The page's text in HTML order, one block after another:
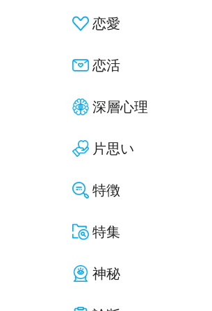
恋愛
恋活
深層心理
片思い
特徴
特集
神秘